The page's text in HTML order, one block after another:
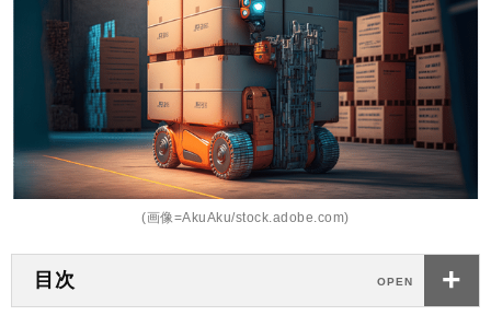
(画像=AkuAku/stock.adobe.com)
目次